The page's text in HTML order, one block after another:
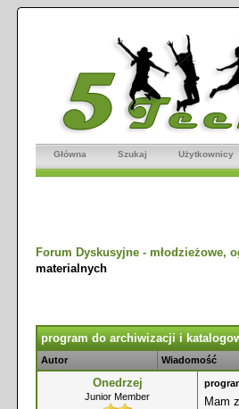
Główna Szukaj Użytkownicy
Forum Dyskusyjne - młodzieżowe,
materialnych
program do archiwizacji i
Autor Wiadomość
Onedrzej
Junior Member
Mam